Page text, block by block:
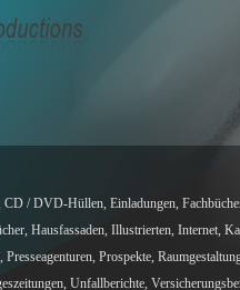
/ DVD-Hüllen, Einladungen,
Hausfassaden, Illustrierten, Internet,
Prospekte,
Unfallberichte,